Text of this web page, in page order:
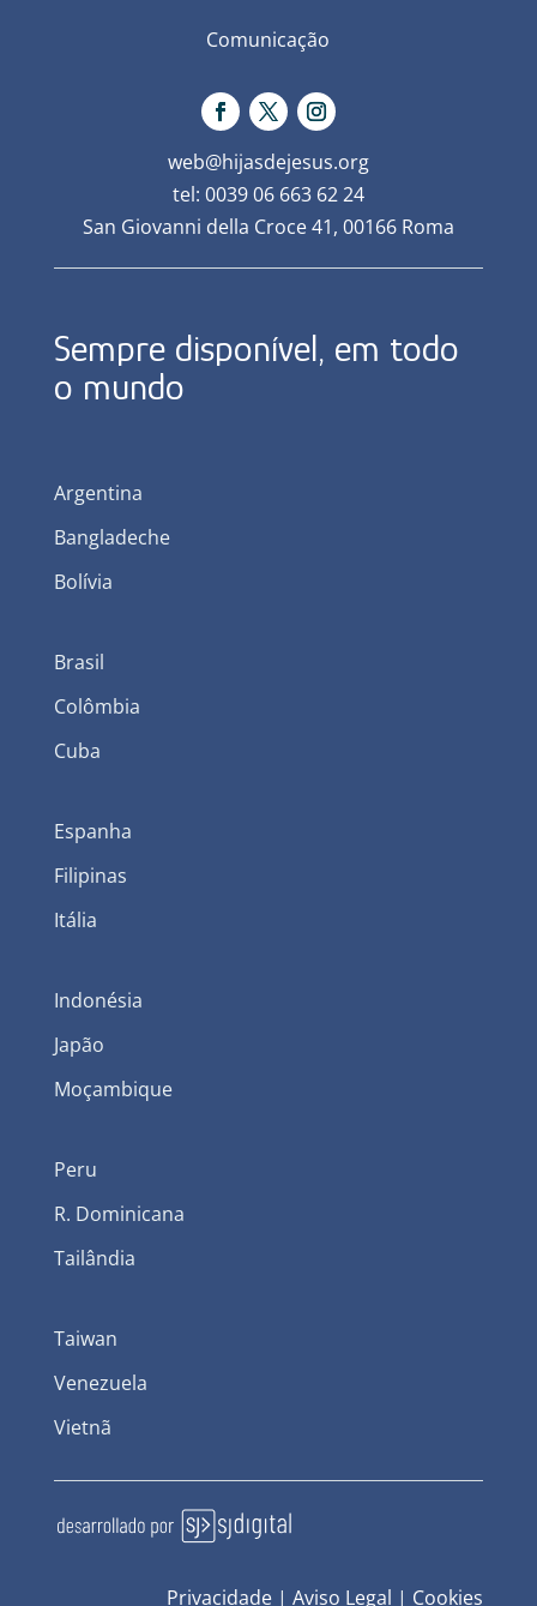
Comunicação
web@hijasdejesus.org
tel: 0039 06 663 62 24
San Giovanni della Croce 41, 00166 Roma
Sempre disponível, em todo
o mundo
Argentina
Bangladeche
Bolívia
Brasil
Colômbia
Cuba
Espanha
Filipinas
Itália
Indonésia
Japão
Moçambique
Peru
R. Dominicana
Tailândia
Taiwan
Venezuela
Vietnã
Privacidade |Aviso Legal | Cookies